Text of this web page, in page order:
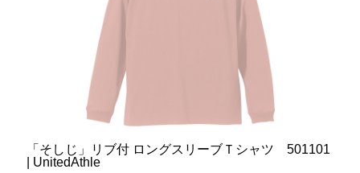
「そしじ」リブ付 ロングスリーブＴシャツ 501101
| UnitedAthle